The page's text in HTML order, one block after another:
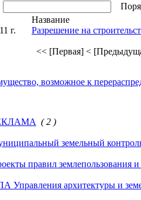
Название
г.
Разрешение на
<< [Первая] <
возможное к
( 2 )
земельный
правил землепользования
Управления архитектуры и